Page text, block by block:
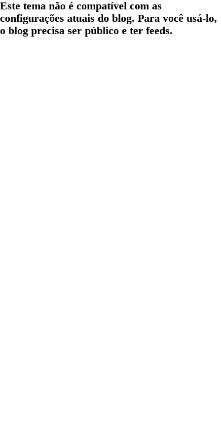
Este tema não é compatível com as
configurações atuais do blog. Para você usá-lo,
o blog precisa ser público e ter feeds.